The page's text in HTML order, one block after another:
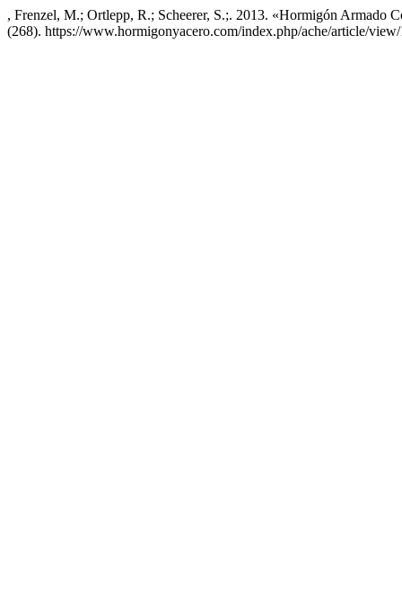
, Frenzel, M.; Ortlepp, R.; Scheerer, S.;. 2013. «Hormigón
(268). https://www.hormigonyacero.com/index.php/ache/article/